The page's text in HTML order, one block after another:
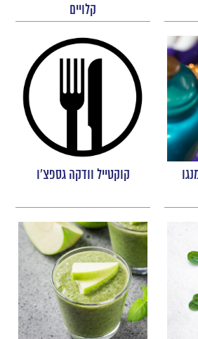
קלויים
קוקטייל וודקה גספצ'ו